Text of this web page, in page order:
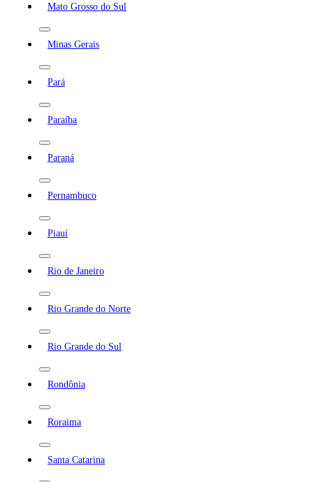
Mato Grosso do Sul
Minas Gerais
Pará
Paraíba
Paraná
Pernambuco
Piauí
Rio de Janeiro
Rio Grande do Norte
Rio Grande do Sul
Rondônia
Roraima
Santa Catarina